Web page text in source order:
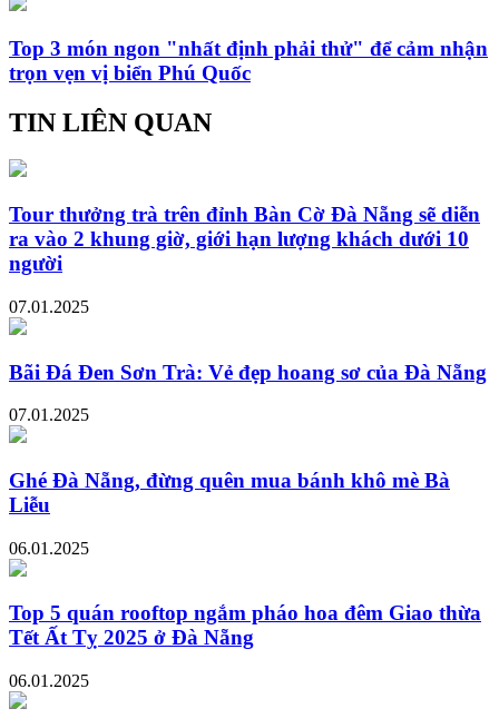
Top 3 món ngon "nhất định phải thử" để cảm nhận
trọn vẹn vị biển Phú Quốc
TIN LIÊN QUAN
Tour thưởng trà trên đỉnh Bàn Cờ Đà Nẵng sẽ diễn
ra vào 2 khung giờ, giới hạn lượng khách dưới 10
người
07.01.2025
Bãi Đá Đen Sơn Trà: Vẻ đẹp hoang sơ của Đà Nẵng
07.01.2025
Ghé Đà Nẵng, đừng quên mua bánh khô mè Bà
Liễu
06.01.2025
Top 5 quán rooftop ngắm pháo hoa đêm Giao thừa
Tết Ất Tỵ 2025 ở Đà Nẵng
06.01.2025